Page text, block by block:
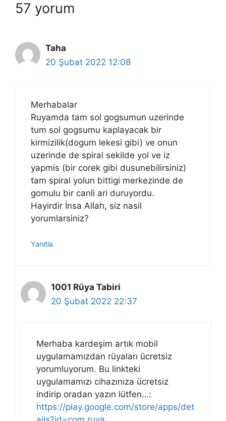
57 yorum
Taha
20 Şubat 2022 12:08
Merhabalar
Ruyamda tam sol gogsumun uzerinde
tum sol gogsumu kaplayacak bir
kirmizilik(dogum lekesi gibi) ve onun
uzerinde de spiral sekilde yol ve iz
yapmis (bir corek gibi dusunebilirsiniz)
tam spiral yolun bittigi merkezinde de
gomulu bir canli ari duruyordu.
Hayirdir İnsa Allah, siz nasil
yorumlarsiniz?
Yanıtla
1001 Rüya Tabiri
20 Şubat 2022 22:37
Merhaba kardeşim artık mobil
uygulamamızdan rüyaları ücretsiz
yorumluyorum. Bu linkteki
uygulamamızı cihazınıza ücretsiz
indirip oradan yazın lütfen…:
https://play.google.com/store/apps/det